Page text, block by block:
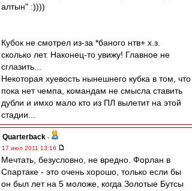
алтын" :))))
Кубок не смотрел из-за *баного нтв+ х.з.
сколько лет. Наконец-то увижу! Главное не
сглазить...
Некоторая хуевость нынешнего кубка в том, что
пока нет чемпа, командам не смысла ставить
дубли и имхо мало кто из ПЛ вылетит на этой
стадии...
Quarterback -
17 июл 2011 13:16
Мечтать, безусловно, не вредно. Форлан в
Спартаке - это очень хорошо, только если бы
он был лет на 5 моложе, когда Золотые Бутсы